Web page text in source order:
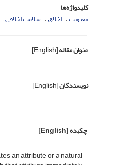
کلیدواژه‌ها
معنویت اخلاق سلامت اخلاقی
عنوان مقاله[English]
نویسندگان[English]
چکیده[English]
an attribute or a natural